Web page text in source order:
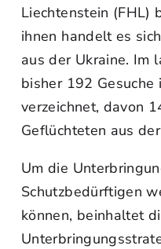
Liechtenstein (FHL)
ihnen handelt es
aus der Ukraine. Im
bisher 192 Gesuche
verzeichnet, davon
Geflüchteten aus
Um die
Schutzbedürftigen
können, beinhaltet